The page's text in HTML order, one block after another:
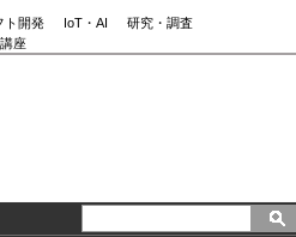
ト開発 IoT・AI
研究・調査
座